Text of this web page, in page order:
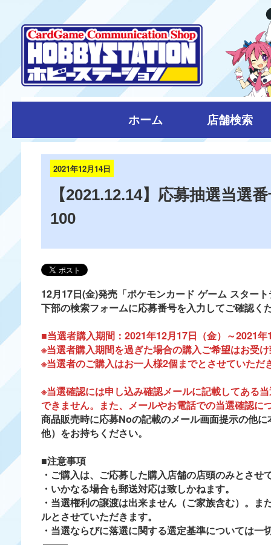
ホーム 店舗検索
2021年12月14日
【2021.12.14】応募抽選当選
100
12月17日(金)発売「ポケモンカード ゲーム スター
下部の検索フォームに応募番号を入力してご確認く
■当選者購入期間： 2021年12月17日（金）～2021
※当選者購入期間を過ぎた場合の購入ご希望はお受
※当選者のご購入はお一人様2個までとさせていた
※当選確認には申し込み確認メールに記載してある
できません。また、メールやお電話での当選確認
商品販売時に応募Noの記載のメール画面提示の他
他）をお持ちください。
■注意事項
・ご購入は、ご応募した購入店舗の店頭のみとさせ
・いかなる場合も郵送対応は致しかねます。
・当選権利の譲渡は出来ません（ご家族含む）。
ルとさせていただきます。
・当選ならびに落選に関する選定基準については